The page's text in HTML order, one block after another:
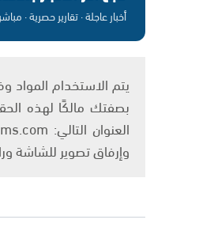
أخبار عاجلة · تقارير حصرية · مباشر
بصفتك مالكًا لهذه
وإرفاق تصوير للشاشة